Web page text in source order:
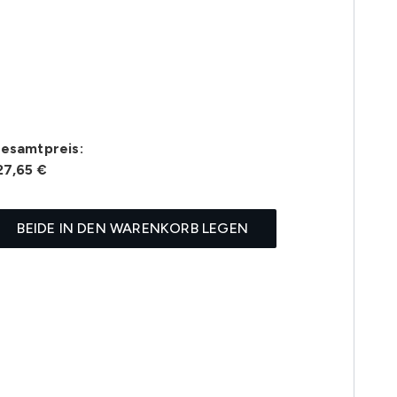
€
BEIDE IN DEN WARENKORB LEGEN